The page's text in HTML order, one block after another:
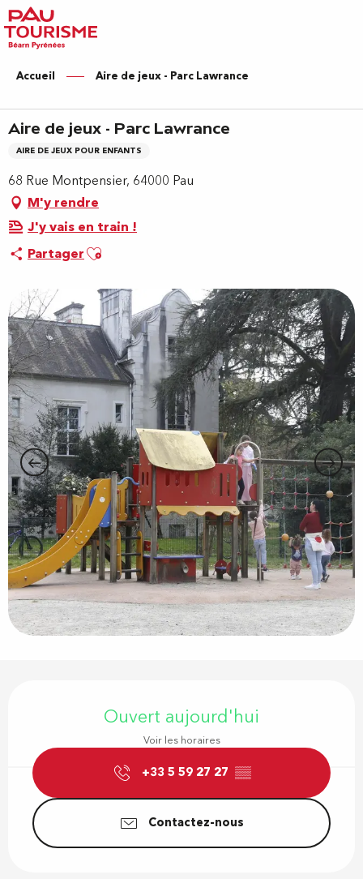
Aller
au
contenu
principal
Accueil Aire de jeux - Parc Lawrance
Aire de jeux - Parc Lawrance
AIRE DE JEUX POUR ENFANTS
68 Rue Montpensier, 64000 Pau
M'y rendre
J'y vais en train !
PartagerAjouter aux favoris
Ouvert aujourd'hui
Voir les horaires
+33 5 59 27 27 ▒▒
Contactez-nous